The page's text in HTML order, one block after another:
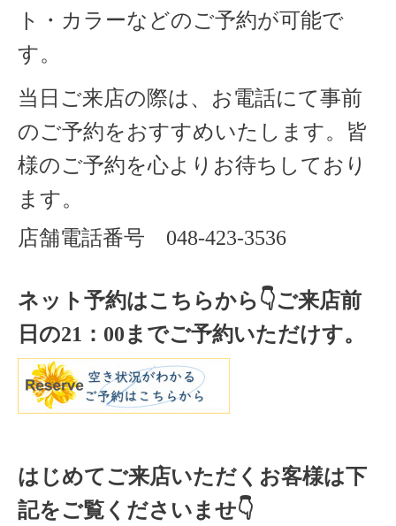
ト・カラーなどのご予約が可能で
す。
当日ご来店の際は、お電話にて事前
のご予約をおすすめいたします。 皆
様のご予約を心よりお待ちしており
ます。
店舗電話番号 048-423-3536
ネット予約はこちらから👇ご来店前
日の21 ： 00までご予約いただけす。
はじめてご来店いただくお客様は下
記をご覧くださいませ👇